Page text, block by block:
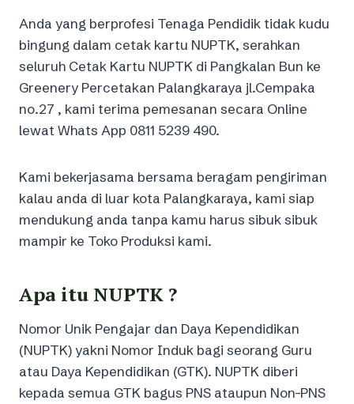
Anda yang berprofesi Tenaga Pendidik tidak kudu
bingung dalam cetak kartu NUPTK, serahkan
seluruh Cetak Kartu NUPTK di Pangkalan Bun ke
Greenery Percetakan Palangkaraya jl.Cempaka
no.27 , kami terima pemesanan secara Online
lewat Whats App 0811 5239 490.
Kami bekerjasama bersama beragam pengiriman
kalau anda di luar kota Palangkaraya, kami siap
mendukung anda tanpa kamu harus sibuk sibuk
mampir ke Toko Produksi kami.
Apa itu NUPTK ?
Nomor Unik Pengajar dan Daya Kependidikan
(NUPTK) yakni Nomor Induk bagi seorang Guru
atau Daya Kependidikan (GTK). NUPTK diberi
kepada semua GTK bagus PNS ataupun Non-PNS